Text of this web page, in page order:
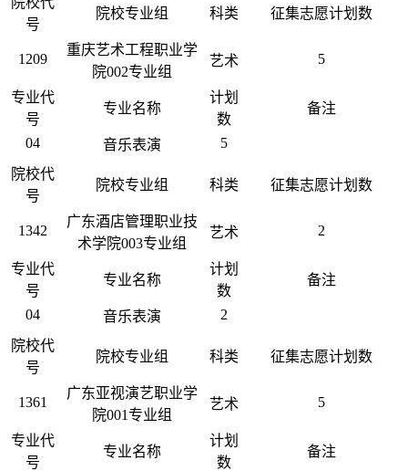
号
院校专业组 科类 征集志愿计划数
1209
重庆艺术工程职业学
院002专业组
艺术 5
专业代
号
专业名称
计划
数
备注
04 音乐表演
5
院校代
号
院校专业组 科类 征集志愿计划数
1342
广东酒店管理职业技
术学院003专业组
艺术 2
专业代
号
专业名称
计划
数
备注
04 音乐表演
2
院校代
号
院校专业组 科类 征集志愿计划数
1361
广东亚视演艺职业学
院001专业组
艺术 5
专业代
号
专业名称
计划
数
备注